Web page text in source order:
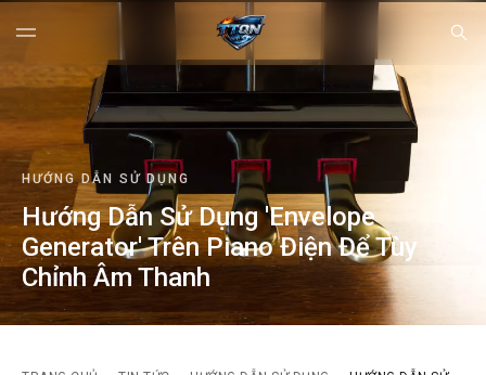
HƯỚNG DẪN SỬ DỤNG
Hướng Dẫn Sử Dụng 'Envelope
Generator' Trên Piano Điện Để Tùy
Chỉnh Âm Thanh